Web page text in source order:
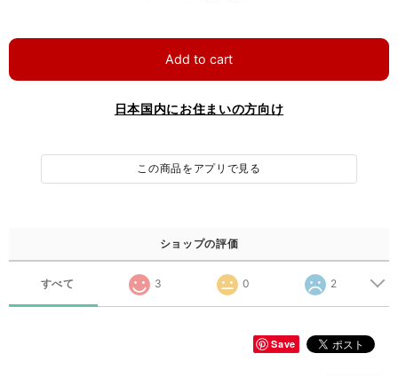
Add to cart
日本国内にお住まいの方向け
この商品をアプリで見る
ショップの評価
すべて 3 0 2
Save